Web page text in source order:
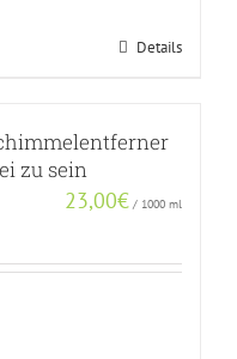
Details
zu sein
23,00€ / 1000 ml